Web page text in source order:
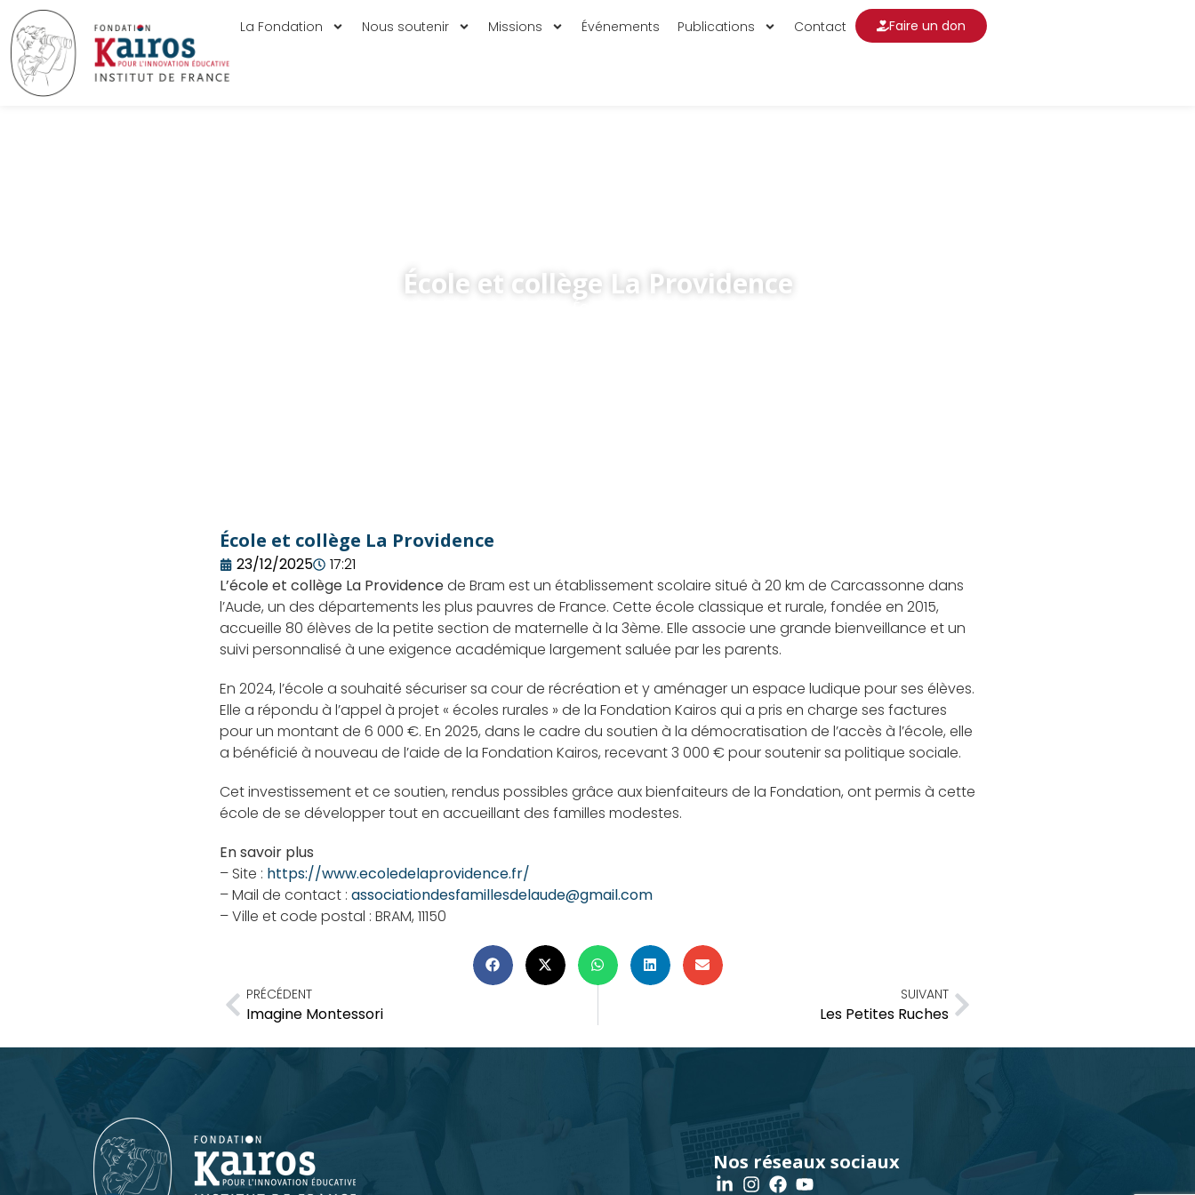
La Fondation Nous soutenir Missions Événements Publications Contact Faire un don
École et collège La Providence
École et collège La Providence
23/12/2025
17:21
L’école et collège La Providencede Bram est un établissement scolaire situé à 20 km de Carcassonne dans
l’Aude, un des départements les plus pauvres de France. Cette école classique et rurale, fondée en 2015,
accueille 80 élèves de la petite section de maternelle à la 3ème. Elle associe une grande bienveillance et un
suivi personnalisé à une exigence académique largement saluée par les parents.
En 2024, l’école a souhaité sécuriser sa cour de récréation et y aménager un espace ludique pour ses élèves.
Elle a répondu à l’appel à projet « écoles rurales » de la Fondation Kairos qui a pris en charge ses factures
pour un montant de 6 000 €. En 2025, dans le cadre du soutien à la démocratisation de l’accès à l’école, elle
a bénéficié à nouveau de l’aide de la Fondation Kairos, recevant 3 000 € pour soutenir sa politique sociale.
Cet investissement et ce soutien, rendus possibles grâce aux bienfaiteurs de la Fondation, ont permis à cette
école de se développer tout en accueillant des familles modestes.
En savoir plus
– Site : https://www.ecoledelaprovidence.fr/
– Mail de contact : associationdesfamillesdelaude@gmail.com
– Ville et code postal : BRAM, 11150
PRÉCÉDENT
Imagine Montessori
SUIVANT
Les Petites Ruches
Nos réseaux sociaux